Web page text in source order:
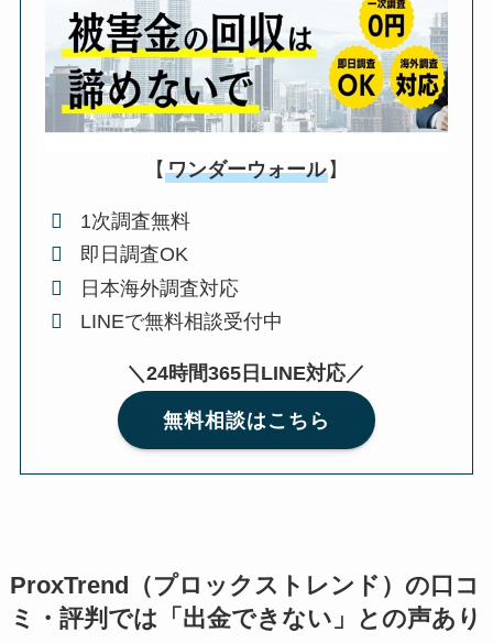
【 ワンダーウォール】
1次調査無料
即日調査OK
日本海外調査対応
LINEで無料相談受付中
＼24時間365日LINE対応／
無料相談はこちら
ProxTrend（プロックストレンド）の口コ
ミ・評判では「出金できない」との声あり